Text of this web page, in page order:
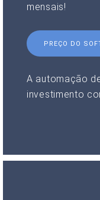
mensais!
PREÇO DO
A automação
investimento